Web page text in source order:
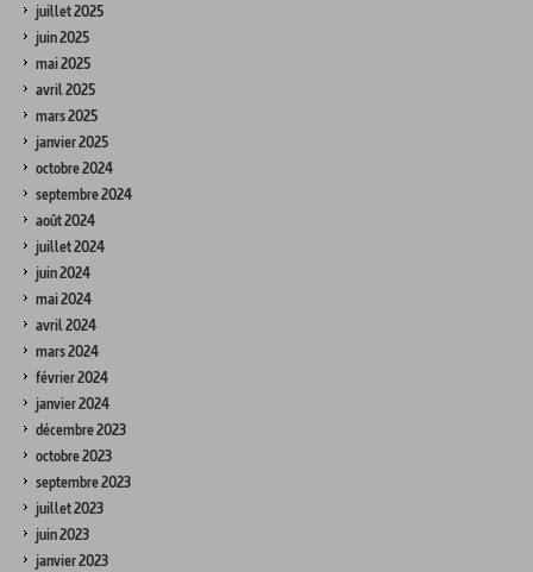
juillet 2025
juin 2025
mai 2025
avril 2025
mars 2025
janvier 2025
octobre 2024
septembre 2024
août 2024
juillet 2024
juin 2024
mai 2024
avril 2024
mars 2024
février 2024
janvier 2024
décembre 2023
octobre 2023
septembre 2023
juillet 2023
juin 2023
janvier 2023